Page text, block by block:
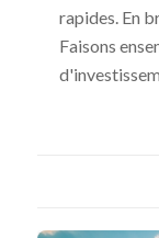
rapides. En
Faisons